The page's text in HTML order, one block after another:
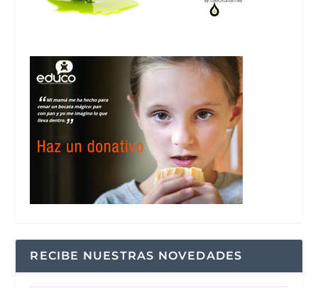
RECIBE NUESTRAS NOVEDADES